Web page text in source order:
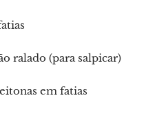
ralado (para salpicar)
em fatias